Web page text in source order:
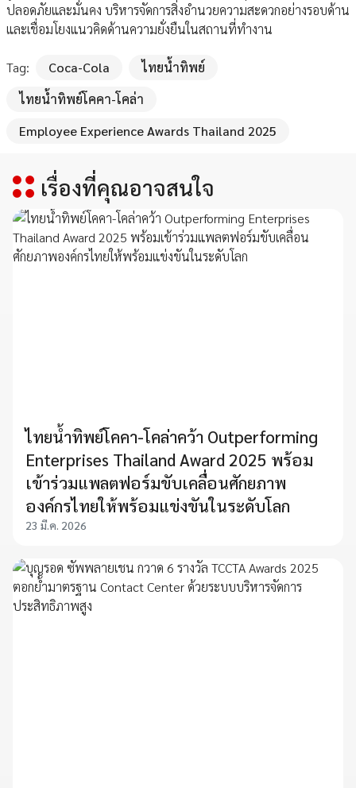
ปลอดภัยและมั่นคง บริหารจัดการสิ่งอำนวยความสะดวกอย่างรอบด้าน
และเชื่อมโยงแนวคิดด้านความยั่งยืนในสถานที่ทำงาน
Tag: Coca-Cola
ไทยน้ำทิพย์
ไทยน้ำทิพย์โคคา-โคล่า
Employee Experience Awards Thailand 2025
เรื่องที่คุณอาจสนใจ
ไทยน้ำทิพย์โคคา-โคล่าคว้า Outperforming
Enterprises Thailand Award 2025 พร้อม
เข้าร่วมแพลตฟอร์มขับเคลื่อนศักยภาพ
องค์กรไทยให้พร้อมแข่งขันในระดับโลก
23 มี.ค. 2026